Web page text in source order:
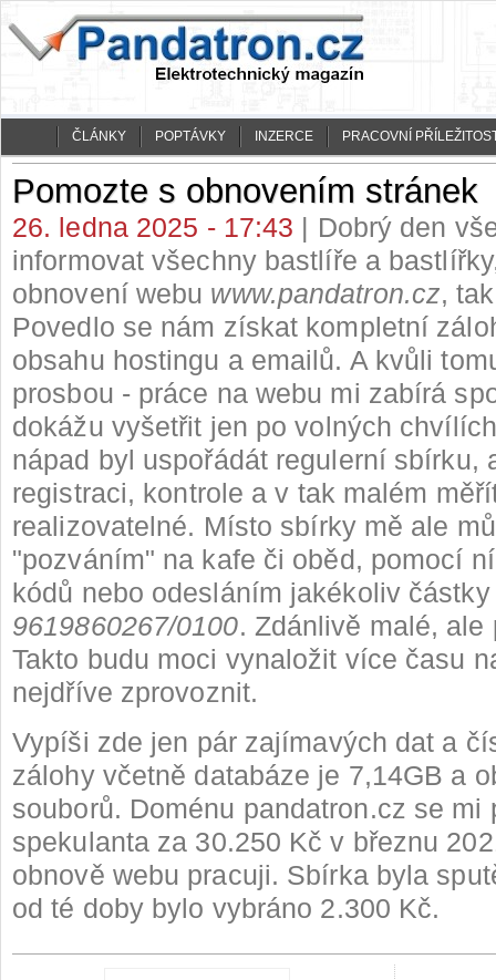
ČLÁNKY POPTÁVKY INZERCE PRACOVNÍ
Pomozte s obnovením stránek
26. ledna 2025 - 17:43 | Dobrý den
informovat všechny bastlíře a
obnovení webu www.pandatron.cz,
Povedlo se nám získat kompletní
obsahu hostingu a emailů. A kvůli
prosbou - práce na webu mi zabírá
dokážu vyšetřit jen po volných
nápad byl uspořádát regulerní sbírku,
registraci, kontrole a v tak malém
realizovatelné. Místo sbírky mě ale
"pozváním" na kafe či oběd, pomocí
kódů nebo odesláním jakékoliv
9619860267/0100. Zdánlivě malé,
Takto budu moci vynaložit více času
nejdříve zprovoznit.
Vypíši zde jen pár zajímavých dat a
zálohy včetně databáze je 7,14GB a
souborů. Doménu pandatron.cz se mi
spekulanta za 30.250 Kč v březnu
obnově webu pracuji. Sbírka byla
od té doby bylo vybráno 2.300 Kč.